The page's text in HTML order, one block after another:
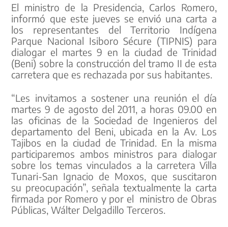
El ministro de la Presidencia, Carlos Romero,
informó que este jueves se envió una carta a
los representantes del Territorio Indígena
Parque Nacional Isiboro Sécure (TIPNIS) para
dialogar el martes 9 en la ciudad de Trinidad
(Beni) sobre la construcción del tramo II de esta
carretera que es rechazada por sus habitantes.
“Les invitamos a sostener una reunión el día
martes 9 de agosto del 2011, a horas 09.00 en
las oficinas de la Sociedad de Ingenieros del
departamento del Beni, ubicada en la Av. Los
Tajibos en la ciudad de Trinidad. En la misma
participaremos ambos ministros para dialogar
sobre los temas vinculados a la carretera Villa
Tunari-San Ignacio de Moxos, que suscitaron
su preocupación”, señala textualmente la carta
firmada por Romero y por el ministro de Obras
Públicas, Wálter Delgadillo Terceros.